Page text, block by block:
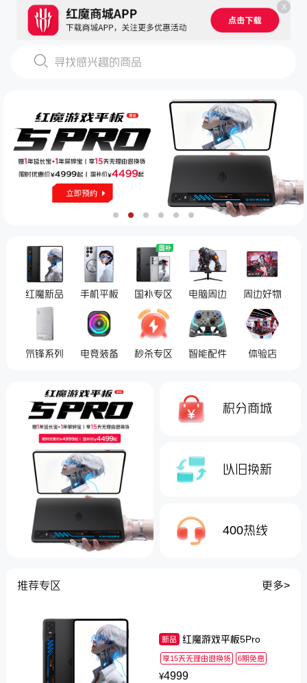
X
寻找感兴趣的商品
红魔新品 手机平板 国补专区 电脑周边 周边好物
氘锋系列 电竞装备 秒杀专区 智能配件 体验店
积分商城
以旧换新
400热线
推荐专区 更多>
新品 红魔游戏平板5Pro
享15天无理由退换货 6期免息
¥4999